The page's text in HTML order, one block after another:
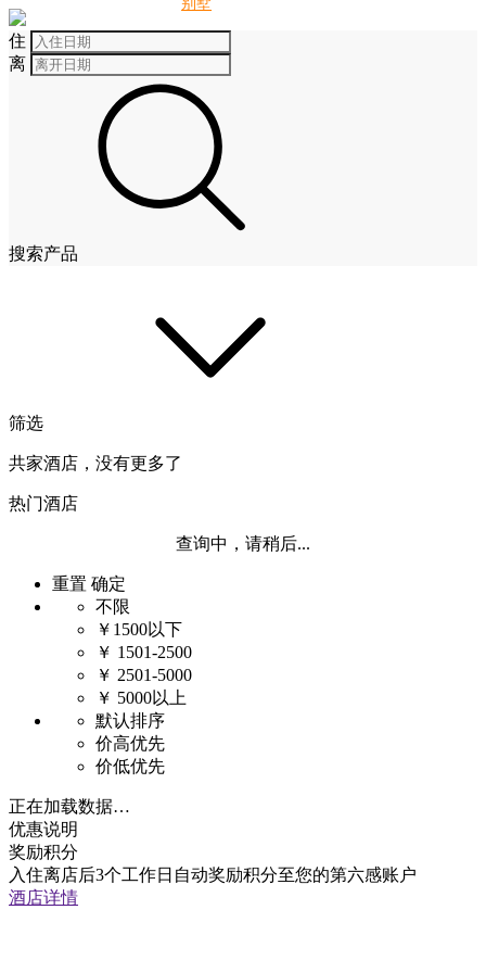
住
离
搜索产品
筛选
共家酒店，没有更多了
热门酒店
查询中，请稍后...
重置 确定
不限
￥1500以下
￥ 1501-2500
￥ 2501-5000
￥ 5000以上
默认排序
价高优先
价低优先
正在加载数据…
优惠说明
奖励积分
入住离店后3个工作日自动奖励积分至您的第六感账户
酒店详情